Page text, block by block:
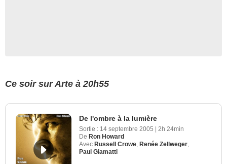
Ce soir sur Arte à 20h55
De l'ombre à la lumière
Sortie : 14 septembre 2005 | 2h 24min
De Ron Howard
Avec Russell Crowe Renée Zellweger
Paul Giamatti